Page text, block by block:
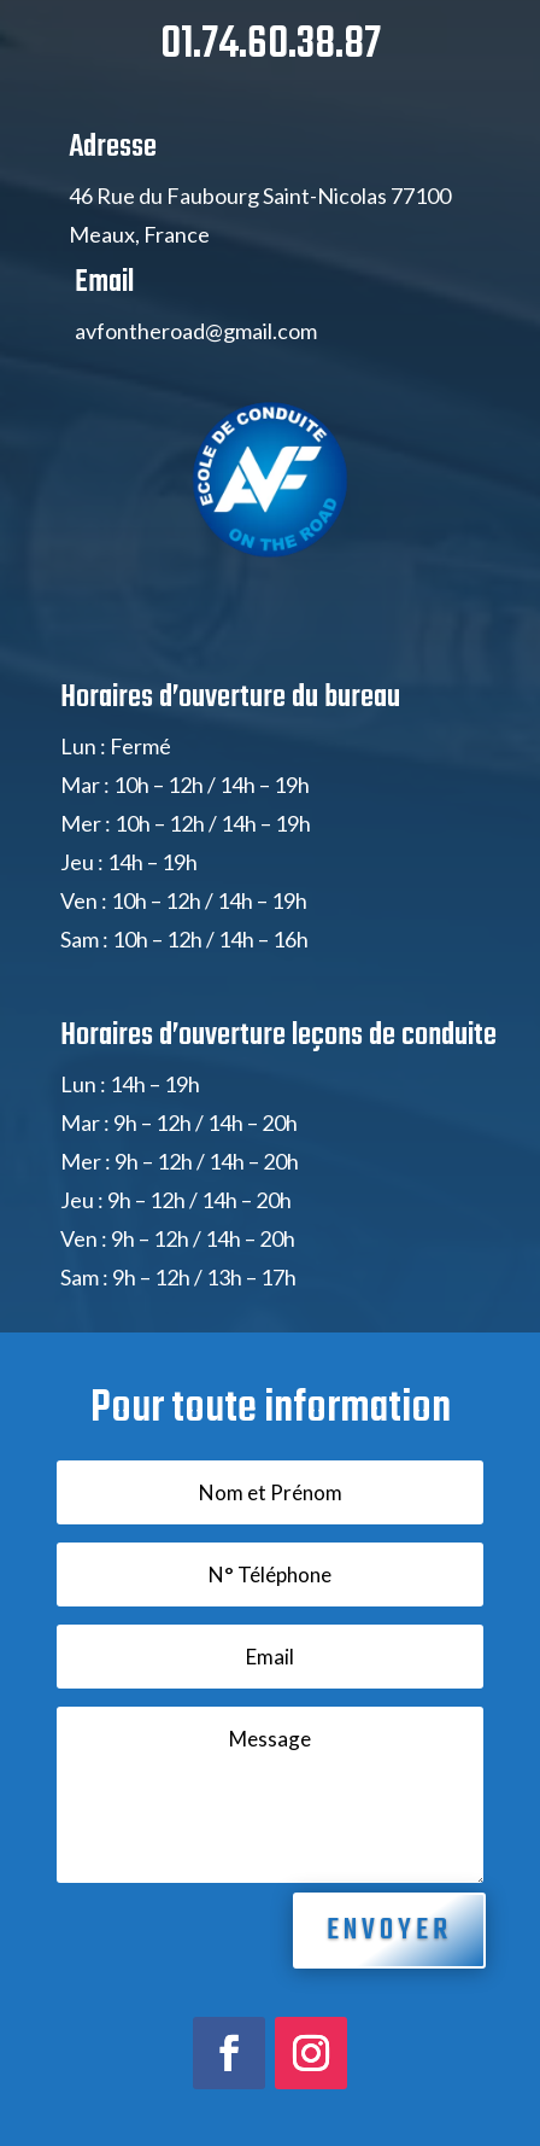
01.74.60.38.87
Adresse
46 Rue du Faubourg Saint-Nicolas 77100
Meaux, France
Email
avfontheroad@gmail.com
Horaires d’ouverture du bureau
Lun : Fermé
Mar : 10h – 12h / 14h – 19h
Mer : 10h – 12h / 14h – 19h
Jeu : 14h – 19h
Ven : 10h – 12h / 14h – 19h
Sam : 10h – 12h / 14h – 16h
Horaires d’ouvertureleçons de conduite
Lun : 14h – 19h
Mar : 9h – 12h / 14h – 20h
Mer : 9h – 12h / 14h – 20h
Jeu : 9h – 12h / 14h – 20h
Ven : 9h – 12h / 14h – 20h
Sam : 9h – 12h / 13h – 17h
Pour toute information
ENVOYER